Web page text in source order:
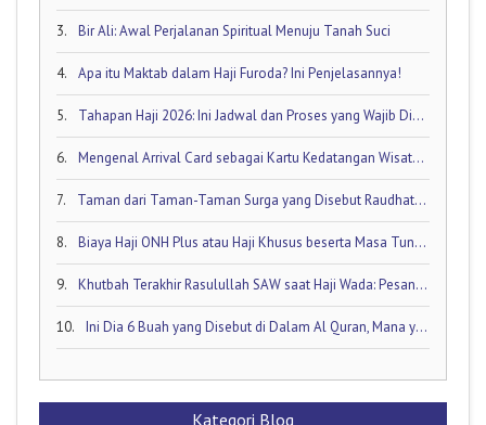
3. Bir Ali: Awal Perjalanan Spiritual Menuju Tanah Suci
4. Apa itu Maktab dalam Haji Furoda? Ini Penjelasannya!
5. Tahapan Haji 2026: Ini Jadwal dan Proses yang Wajib Diketahui oleh Calon Jamaah Haji
6. Mengenal Arrival Card sebagai Kartu Kedatangan Wisatawan!
7. Taman dari Taman-Taman Surga yang Disebut Raudhatul Jannah
8. Biaya Haji ONH Plus atau Haji Khusus beserta Masa Tunggunya: Ini Rinciannya!
9. Khutbah Terakhir Rasulullah SAW saat Haji Wada: Pesan Abadi untuk Umat Islam
10. Ini Dia 6 Buah yang Disebut di Dalam Al Quran, Mana yang Favorit Anda?
Kategori Blog